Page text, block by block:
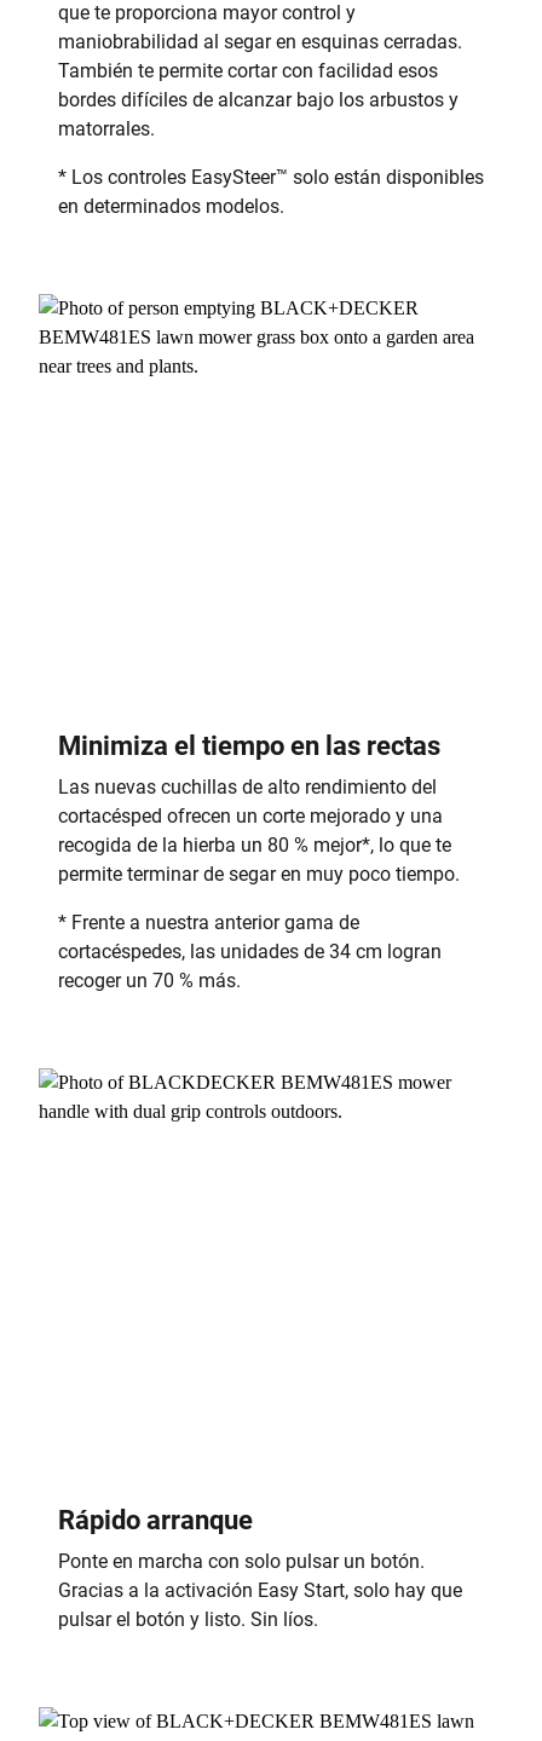
que te proporciona mayor control y
maniobrabilidad al segar en esquinas cerradas.
También te permite cortar con facilidad esos
bordes difíciles de alcanzar bajo los arbustos y
matorrales.
* Los controles EasySteer™ solo están disponibles
en determinados modelos.
Minimiza el tiempo en las rectas
Las nuevas cuchillas de alto rendimiento del
cortacésped ofrecen un corte mejorado y una
recogida de la hierba un 80 % mejor*, lo que te
permite terminar de segar en muy poco tiempo.
* Frente a nuestra anterior gama de
cortacéspedes, las unidades de 34 cm logran
recoger un 70 % más.
Rápido arranque
Ponte en marcha con solo pulsar un botón.
Gracias a la activación Easy Start, solo hay que
pulsar el botón y listo. Sin líos.